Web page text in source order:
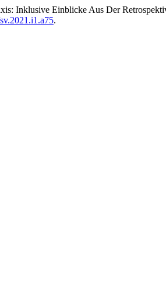
Inklusive Einblicke Aus Der
.